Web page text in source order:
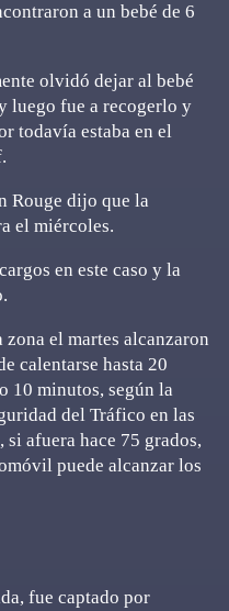
a un bebé de 6
olvidó dejar al bebé
luego fue a recogerlo y
todavía estaba en el
Rouge dijo que la
el miércoles.
en este caso y la
el martes alcanzaron
calentarse hasta 20
10 minutos, según la
del Tráfico en las
afuera hace 75 grados,
puede alcanzar los
fue captado por